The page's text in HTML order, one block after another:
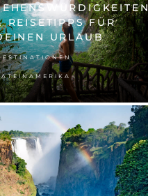
REISETIPPS FÜR
URLAUB
,